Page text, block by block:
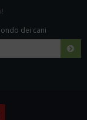
dei cani